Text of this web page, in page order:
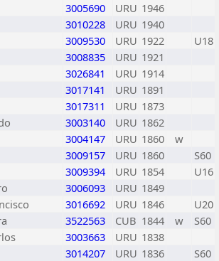
3005690 URU 1946
3010228 URU 1940
3009530 URU 1922
U18
3008835 URU 1921
3026841 URU 1914
3017141 URU 1891
3017311 URU 1873
3003140 URU 1862
3004147 URU 1860
w
3009157 URU 1860
S60
3009394 URU 1854
U16
3006093 URU 1849
3016692 URU 1846
U20
3522563 CUB 1844 w
S60
3003663 URU 1838
3014207 URU 1836
S60